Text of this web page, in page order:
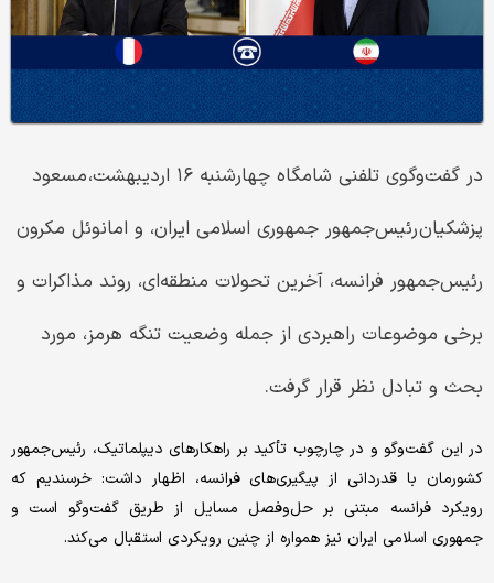
در گفت‌وگوی تلفنی شامگاه چهارشنبه ۱۶ اردیبهشت، مسعود
پزشکیان رئیس‌جمهور جمهوری اسلامی ایران، و امانوئل مکرون
رئیس‌جمهور فرانسه، آخرین تحولات منطقه‌ای، روند مذاکرات و
برخی موضوعات راهبردی از جمله وضعیت تنگه هرمز، مورد
بحث و تبادل نظر قرار گرفت.
در این گفت‌وگو و در چارچوب تأکید بر راهکارهای دیپلماتیک، رئیس‌جمهور
کشورمان با قدردانی از پیگیری‌های فرانسه، اظهار داشت: خرسندیم که
رویکرد فرانسه مبتنی بر حل‌وفصل مسایل از طریق گفت‌وگو است و
جمهوری اسلامی ایران نیز همواره از چنین رویکردی استقبال می‌کند.